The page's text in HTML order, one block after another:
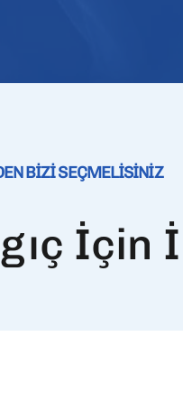
BİZİ SEÇMELİSİNİZ
İçin